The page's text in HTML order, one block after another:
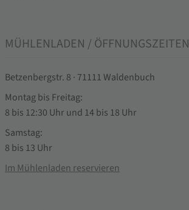
MÜHLENLADEN / ÖFFNUNGSZEITEN
Betzenbergstr. 8 · 71111 Waldenbuch
Montag bis Freitag:
8 bis 12:30 Uhr und 14 bis 18 Uhr
Samstag:
8 bis 13 Uhr
Im Mühlenladen reservieren